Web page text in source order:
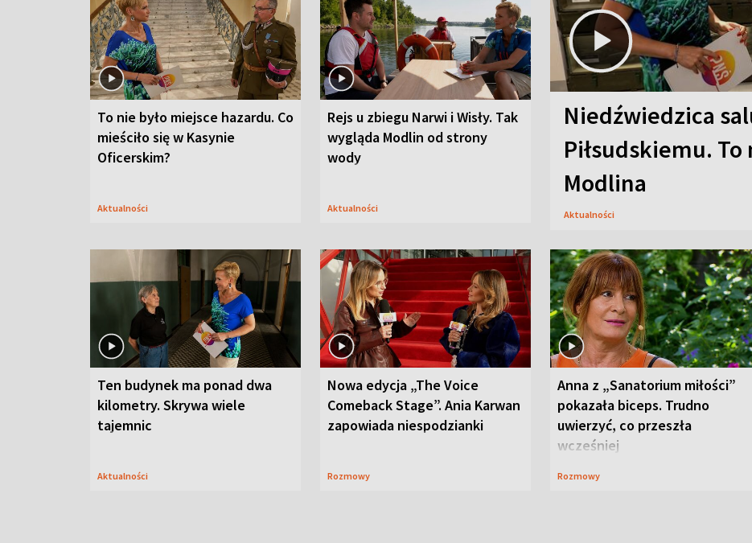
To nie było miejsce hazardu. Co
mieściło się w Kasynie
Oficerskim?
Aktualności
Rejs u zbiegu Narwi i Wisły. Tak
wygląda Modlin od strony
wody
Aktualności
Niedźwiedzica
Piłsudskiemu.
Modlina
Aktualności
Ten budynek ma ponad dwa
kilometry. Skrywa wiele
tajemnic
Aktualności
Nowa edycja „The Voice
Comeback Stage”. Ania Karwan
zapowiada niespodzianki
Rozmowy
Anna z „Sanatorium miłości”
pokazała biceps. Trudno
uwierzyć, co przeszła
wcześniej
Rozmowy